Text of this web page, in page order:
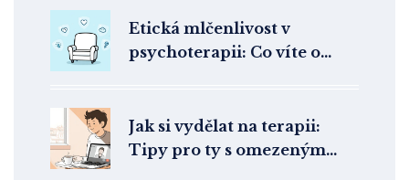
Etická mlčenlivost v
psychoterapii: Co víte o
Jak si vydělat na terapii:
Tipy pro ty s omezeným